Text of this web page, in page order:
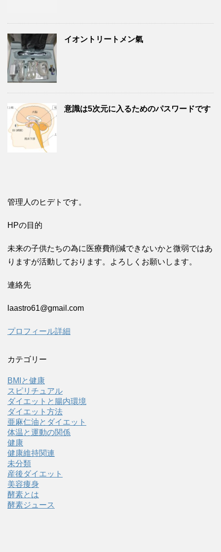
イオントリートメン氣
意識は5次元に入るためのパスワードです
管理人のヒデトです。
HPの目的
未来の子供たちの為に医療費削減できないかと微弱ではあ
りますが活動しております。よろしくお願いします。
連絡先
laastro61@gmail.com
プロフィール詳細
カテゴリー
BMIと健康
スピリチュアル
ダイエットと腸内環境
ダイエット方法
亜麻仁油とダイエット
体温と運動の関係
健康
健康維持関連
未分類
産後ダイエット
美容痩身
酵素とは
酵素ジュース